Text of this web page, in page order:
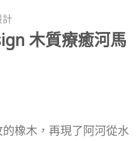
木質療癒河馬
橡木，再現了阿河從水